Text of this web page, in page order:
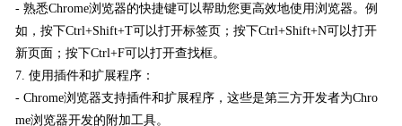
- 熟悉Chrome浏览器的快捷键可以帮助您更高效地使用浏览器。例
如，按下Ctrl+Shift+T可以打开标签页；按下Ctrl+Shift+N可以打开
新页面；按下Ctrl+F可以打开查找框。
7. 使用插件和扩展程序：
- Chrome浏览器支持插件和扩展程序，这些是第三方开发者为Chro
me浏览器开发的附加工具。